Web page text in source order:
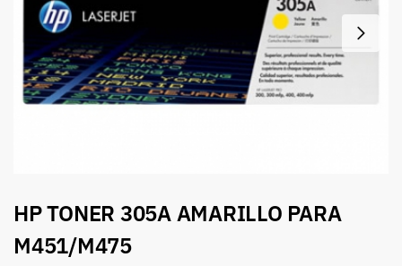
HP TONER 305A AMARILLO PARA
M451/M475